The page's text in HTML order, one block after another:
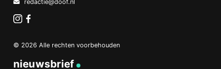
redactie@doof.nl
© 2026 Alle rechten voorbehouden
nieuwsbrief